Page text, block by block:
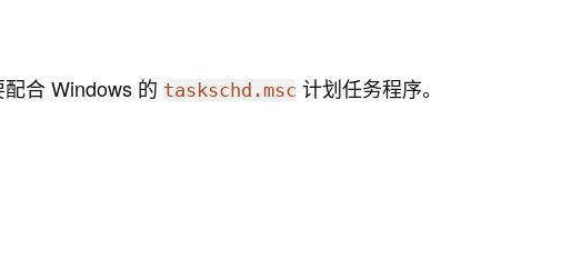
-print
periods and try to remove old files
合 Windows 的 taskschd.msc 计划任务程序。